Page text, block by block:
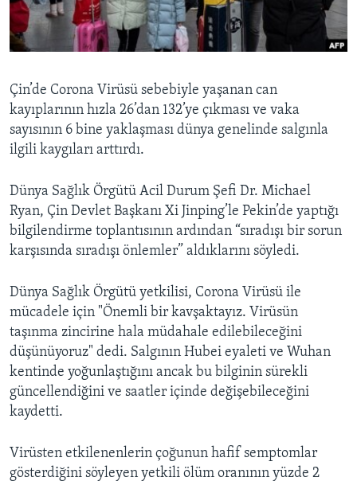
HAYATTAN
BIZI TAKIP EDIN
Diller
Çin’de Corona Virüsü sebebiyle yaşanan can
kayıplarının hızla 26’dan 132’ye çıkması ve vaka
sayısının 6 bine yaklaşması dünya genelinde salgınla
ilgili kaygıları arttırdı.
Dünya Sağlık Örgütü Acil Durum Şefi Dr. Michael
Ryan, Çin Devlet Başkanı Xi Jinping’le Pekin’de yaptığı
bilgilendirme toplantısının ardından “sıradışı bir sorun
karşısında sıradışı önlemler” aldıklarını söyledi.
Dünya Sağlık Örgütü yetkilisi, Corona Virüsü ile
mücadele için "Önemli bir kavşaktayız. Virüsün
taşınma zincirine hala müdahale edilebileceğini
düşünüyoruz" dedi. Salgının Hubei eyaleti ve Wuhan
kentinde yoğunlaştığını ancak bu bilginin sürekli
güncellendiğini ve saatler içinde değişebileceğini
kaydetti.
Virüsten etkilenenlerin çoğunun hafif semptomlar
gösterdiğini söyleyen yetkili ölüm oranının yüzde 2